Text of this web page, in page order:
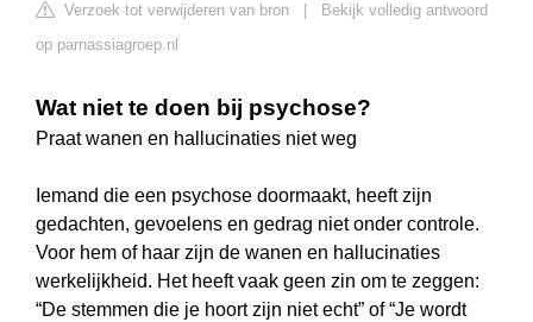
Verzoek tot verwijderen van bron
Bekijk volledig antwoord
op parnassiagroep.nl
Wat niet te doen bij psychose?
Praat wanen en hallucinaties niet weg
Iemand die een psychose doormaakt, heeft zijn
gedachten, gevoelens en gedrag niet onder controle.
Voor hem of haar zijn de wanen en hallucinaties
werkelijkheid. Het heeft vaak geen zin om te zeggen:
“De stemmen die je hoort zijn niet echt” of “Je wordt